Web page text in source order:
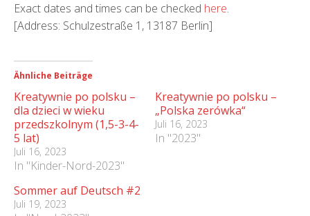
Exact dates and times can be checked here.
[Address: Schulzestraße 1, 13187 Berlin]
Ähnliche Beiträge
Kreatywnie po polsku –
dla dzieci w wieku
przedszkolnym (1,5-3-4-
5 lat)
Juli 16, 2023
In "Kinder-Nord-2023"
Kreatywnie po polsku –
„Polska zerówka“
Juli 16, 2023
In "2023"
Sommer auf Deutsch #2
Juli 19, 2023